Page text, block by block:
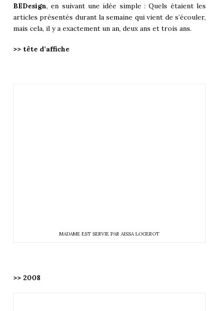
BEDesign, en suivant une idée simple : Quels étaient les
articles présentés durant la semaine qui vient de s’écouler,
mais cela, il y a exactement un an, deux ans et trois ans.
>> tête d’affiche
MADAME EST SERVIE PAR AISSA LOGEROT
>> 2008